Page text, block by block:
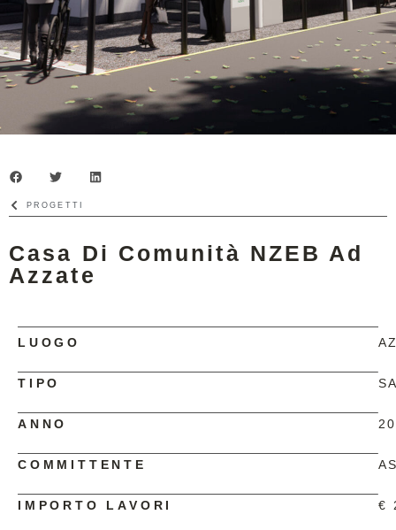
PROGETTI
Casa Di Comunità NZEB Ad
Azzate
LUOGO
TIPO
ANNO
COMMITTENTE
IMPORTO LAVORI €